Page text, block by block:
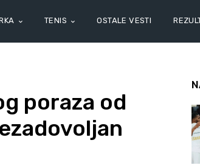
TENIS OSTALE VESTI
poraza od